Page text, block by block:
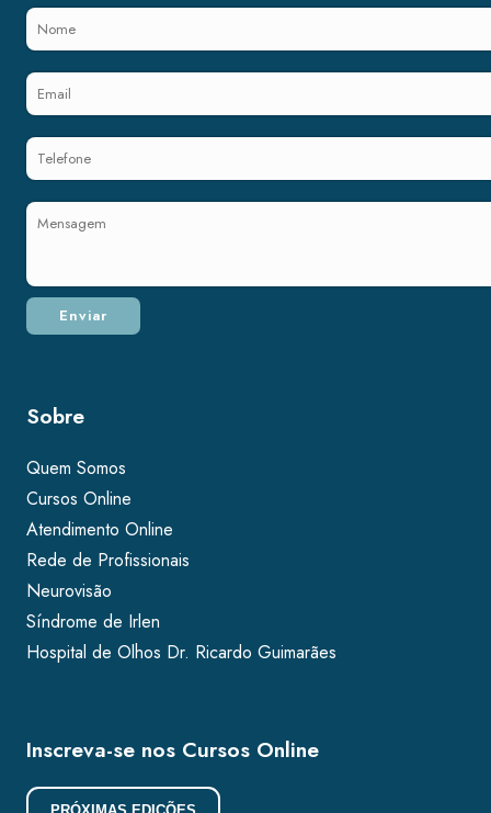
Sobre
Quem Somos
Cursos Online
Atendimento Online
Rede de Profissionais
Neurovisão
Síndrome de Irlen
Hospital de Olhos Dr. Ricardo Guimarães
Inscreva-se nos Cursos Online